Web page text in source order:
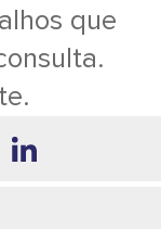
que